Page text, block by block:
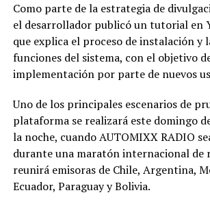
Como parte de la estrategia de
el desarrollador publicó un tutorial en
que explica el proceso de instalación y
funciones del sistema, con el objetivo
implementación por parte de nuevos
Uno de los principales escenarios de
plataforma se realizará este domingo
la noche, cuando AUTOMIXX RADIO
durante una maratón internacional de
reunirá emisoras de Chile, Argentina,
Ecuador, Paraguay y Bolivia.